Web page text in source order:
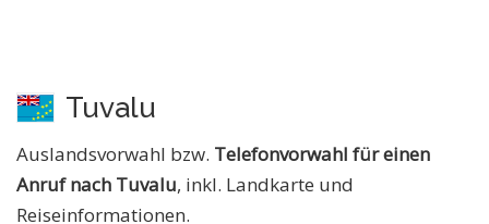
Tuvalu
Auslandsvorwahl bzw. Telefonvorwahl für einen
Anruf nach Tuvalu, inkl. Landkarte und
Reiseinformationen.